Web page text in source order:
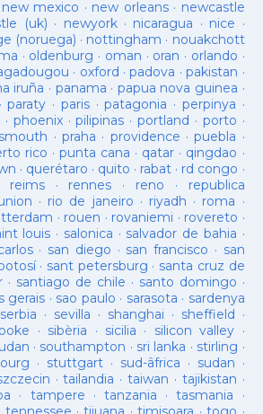
new mexico · new orleans· newcastle
(uk) · newyork· nicaragua · nice ·
(noruega) · nottingham · nouakchott
· oldenburg · oman · oran · orlando ·
· oxford ·padova ·pakistan ·
iruña · panama · papua nova guinea ·
·paraty · paris·patagonia · perpinya ·
· phoenix·pilipinas ·portland · porto ·
·praha · providence ·puebla ·
rico ·punta cana · qatar · qingdao ·
· querétaro · quito · rabat · rd congo ·
reims· rennes · reno · republica
· rio de janeiro · riyadh · roma ·
· rouen · rovaniemi · rovereto ·
louis · salonica · salvador de bahia ·
· san diego · san francisco · san
· sant petersburg · santa cruz de
· santiago de chile · santo domingo ·
gerais · sao paulo · sarasota · sardenya
serbia · sevilla · shanghai · sheffield ·
· sibèria · sicilia · silicon valley ·
· southampton · sri lanka · stirling ·
· stuttgart· sud-âfrica · sudan ·
·tailandia ·taiwan · tajikistan ·
· tampere · tanzania ·tasmania ·